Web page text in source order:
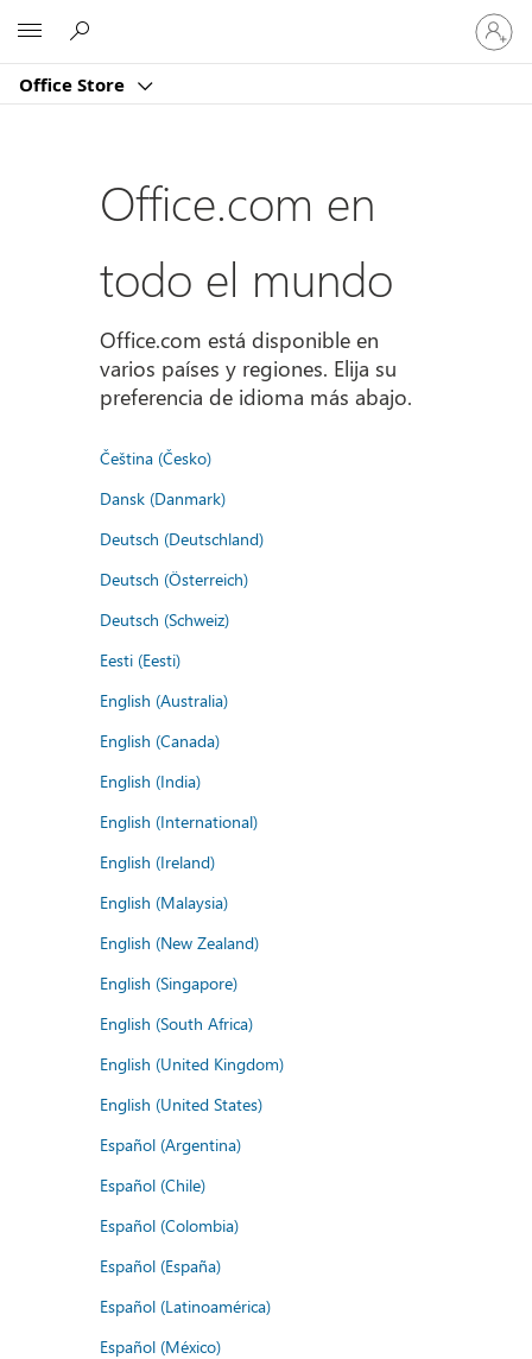
Office Store
Iniciar
sesión
en
cuenta
Office.com en
todo el mundo
Office.com está disponible en
varios países y regiones. Elija su
preferencia de idioma más abajo.
Čeština (Česko)
Dansk (Danmark)
Deutsch (Deutschland)
Deutsch (Österreich)
Deutsch (Schweiz)
Eesti (Eesti)
English (Australia)
English (Canada)
English (India)
English (International)
English (Ireland)
English (Malaysia)
English (New Zealand)
English (Singapore)
English (South Africa)
English (United Kingdom)
English (United States)
Español (Argentina)
Español (Chile)
Español (Colombia)
Español (España)
Español (Latinoamérica)
Español (México)